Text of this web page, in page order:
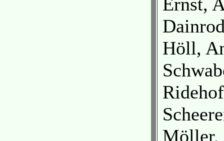
Höll,
Möller,